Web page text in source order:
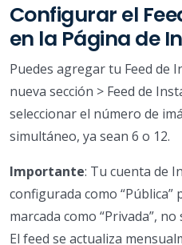
Configurar el
en la Página de
Puedes agregar tu Feed de
nueva sección > Feed de
seleccionar el número de
simultáneo, ya sean 6 o 12.
Importante: Tu cuenta de
configurada como “Pública”
marcada como “Privada”,
El feed se actualiza